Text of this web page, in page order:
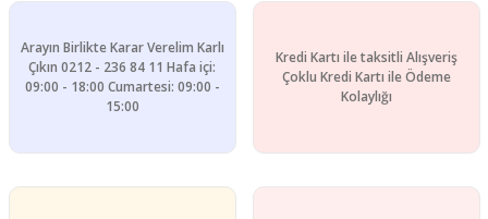
Arayın Birlikte Karar Verelim Karlı
Çıkın 0212 - 236 84 11 Hafa içi:
09:00 - 18:00 Cumartesi: 09:00 -
15:00
Kredi Kartı ile taksitli Alışveriş
Çoklu Kredi Kartı ile Ödeme
Kolaylığı